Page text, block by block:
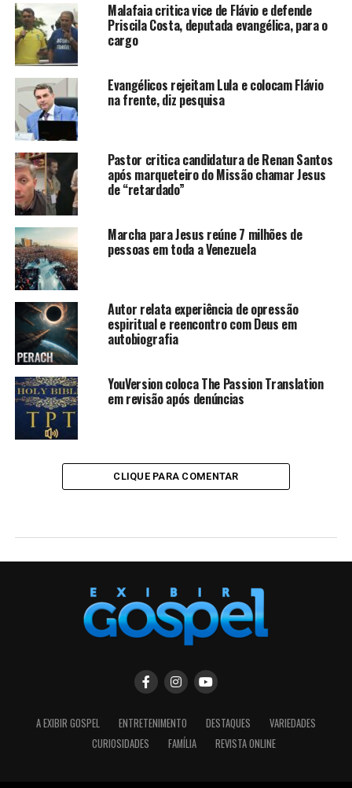
Malafaia critica vice de Flávio e defende
Priscila Costa, deputada evangélica, para o
cargo
Evangélicos rejeitam Lula e colocam Flávio
na frente, diz pesquisa
Pastor critica candidatura de Renan Santos
após marqueteiro do Missão chamar Jesus
de “retardado”
Marcha para Jesus reúne 7 milhões de
pessoas em toda a Venezuela
Autor relata experiência de opressão
espiritual e reencontro com Deus em
autobiografia
YouVersion coloca The Passion Translation
em revisão após denúncias
CLIQUE PARA COMENTAR
Nikolas Ferreira adverte pastores
que ostentam bens materiais:
“Não é pecado, mas não convém”
6 meses ago on 20/02/2026